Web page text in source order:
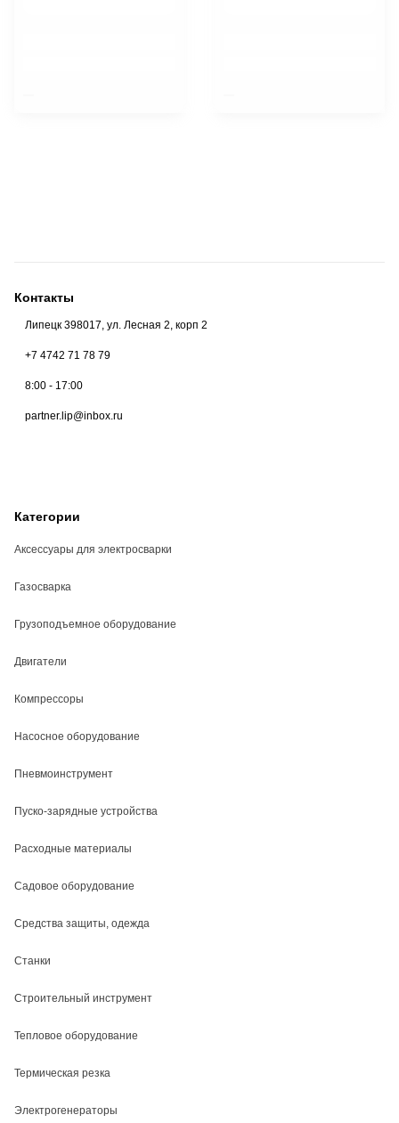
Контакты
Липецк 398017, ул. Лесная 2, корп 2
+7 4742 71 78 79
8:00 - 17:00
partner.lip@inbox.ru
Категории
Аксессуары для электросварки
Газосварка
Грузоподъемное оборудование
Двигатели
Компрессоры
Насосное оборудование
Пневмоинструмент
Пуско-зарядные устройства
Расходные материалы
Садовое оборудование
Средства защиты, одежда
Станки
Строительный инструмент
Тепловое оборудование
Термическая резка
Электрогенераторы